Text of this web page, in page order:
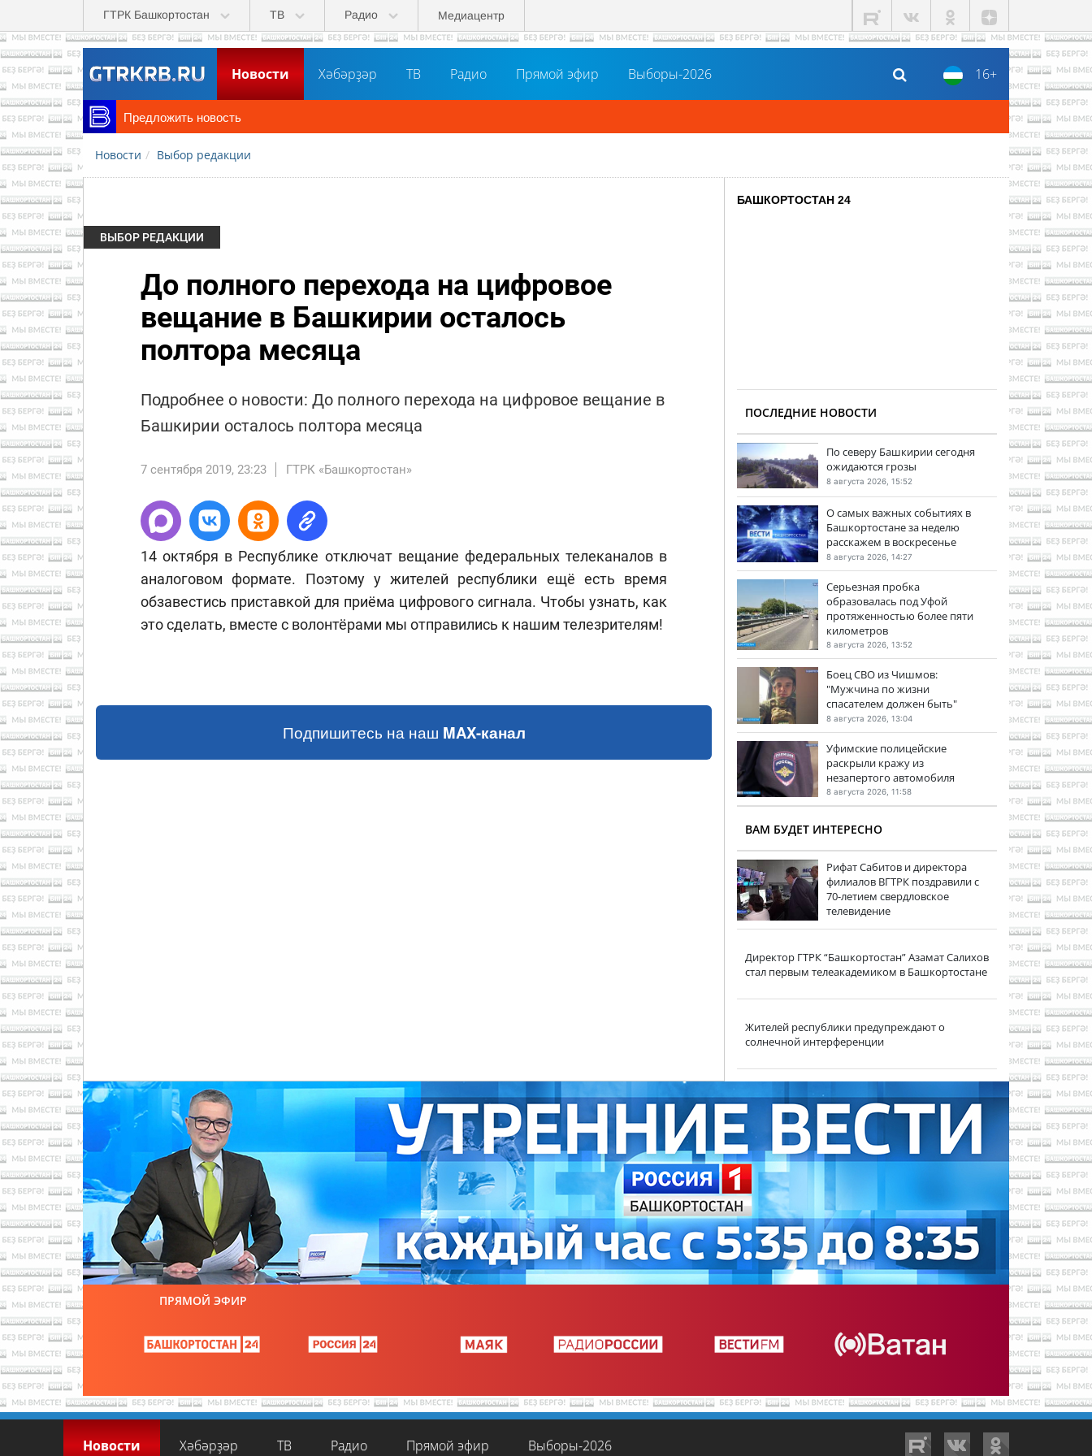
Перейти к основному содержанию
ГТРК Башкортостан ТВ Радио Медиацентр
16+
Новости Хәбәрҙәр ТВ Радио Прямой эфир Выборы-2026
Предложить новость
Новости Выбор редакции
ВЫБОР РЕДАКЦИИ
До полного перехода на цифровое
вещание в Башкирии осталось
полтора месяца
Подробнее о новости: До полного перехода на цифровое вещание в
Башкирии осталось полтора месяца
7 сентября 2019, 23:23 ГТРК «Башкортостан»
14 октября в Республике отключат вещание федеральных телеканалов в
аналоговом формате. Поэтому у жителей республики ещё есть время
обзавестись приставкой для приёма цифрового сигнала. Чтобы узнать, как
это сделать, вместе с волонтёрами мы отправились к нашим телезрителям!
Подпишитесь на наш MAX-канал
БАШКОРТОСТАН 24
ПОСЛЕДНИЕ НОВОСТИ
По северу Башкирии сегодня
ожидаются грозы
8 августа 2026, 15:52
О самых важных событиях в
Башкортостане за неделю
расскажем в воскресенье
8 августа 2026, 14:27
Серьезная пробка
образовалась под Уфой
протяженностью более пяти
километров
8 августа 2026, 13:52
Боец СВО из Чишмов:
"Мужчина по жизни
спасателем должен быть"
8 августа 2026, 13:04
Уфимские полицейские
раскрыли кражу из
незапертого автомобиля
8 августа 2026, 11:58
ВАМ БУДЕТ ИНТЕРЕСНО
Рифат Сабитов и директора
филиалов ВГТРК поздравили с
70-летием свердловское
телевидение
Директор ГТРК “Башкортостан” Азамат Салихов
стал первым телеакадемиком в Башкортостане
Жителей республики предупреждают о
солнечной интерференции
ПРЯМОЙ ЭФИР
Новости Хәбәрҙәр ТВ Радио Прямой эфир Выборы-2026